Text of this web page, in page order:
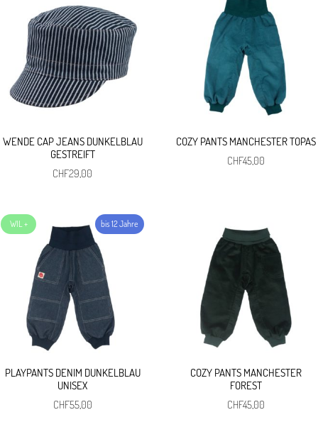
WENDE CAP JEANS DUNKELBLAU
GESTREIFT
CHF29,00
COZY PANTS MANCHESTER TOPAS
CHF45,00
PLAYPANTS DENIM DUNKELBLAU
UNISEX
CHF55,00
COZY PANTS MANCHESTER
FOREST
CHF45,00